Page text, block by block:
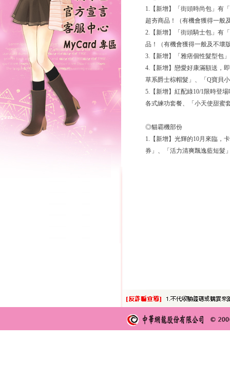
1.【新增】「街頭時尚包」有
超夯商品！（有機會獲得一般
2.【新增】「街頭騎士包」有
品！（有機會獲得一般及不壞
3.【新增】「雅痞個性髮型包
4.【新增】戀愛好康滿額送，
草系爵士棕帽髮」、「Q寶貝
5.【新增】紅配綠10/1限時登
各式練功套餐、「小天使甜蜜
◎貓霸機部份
1.【新增】光輝的10月來臨，
券」、「活力清爽飄逸藍短髮